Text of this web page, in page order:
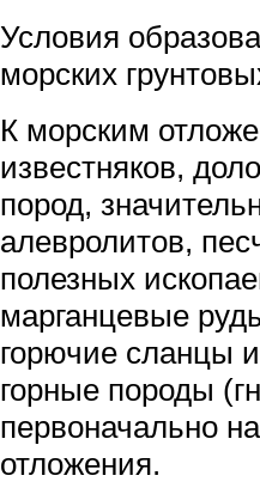
Условия
морских
К морским
известняков,
пород,
алевролитов,
полезных
марганцевые
горючие сланцы
горные породы
первоначально
отложения.